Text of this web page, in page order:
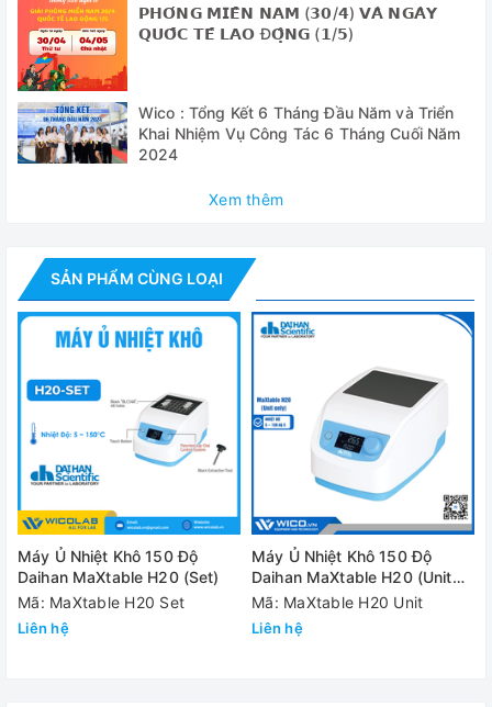
✅ Vật liệu thân máy: PPS, cách nhiệt tốt
✅ Lý tưởng cho các phản ứng enzyme, làm bất hoại huyết
thanh, các ứng dụng khác trong phòng thí nghiệm
✅ Chức năng tự động bù nhiệt kiểm soát sự khác biệt giữa
nhiệt độ thực và nhiệt độ chỉ báo (± 10.0℃)
✅ Hẹn giờ lên đến 99 giờ 59 phút (chế độ trễ và chạy liên
✅ Chức năng lưu trữ: nhiệt độ và thời gian.
✅ Cung cấp các loại Block khác nhau (tùy chọn)
Shuttle được vô hiệu hóa)
✅ Màn hình LCD lớn thuận lợi cho việc sử dụng
Thông số kỹ thuật
Model
Bộ điều khiển Bộ điều khiển
Công suất gia nhiệt
𝗣𝗛𝗢́𝗡𝗚 𝗠𝗜𝗘̂̀𝗡 𝗡𝗔𝗠 (𝟯𝟬/𝟰) 𝗩𝗔̀ 𝗡𝗚𝗔̀𝗬
𝗤𝗨𝗢̂́𝗖 𝗧𝗘̂́ 𝗟𝗔𝗢 Đ𝗢̣̂𝗡𝗚 (𝟭/𝟱)
Wico : Tổng Kết 6 Tháng Đầu Năm và Triển
Khai Nhiệm Vụ Công Tác 6 Tháng Cuối Năm
2024
Xem thêm
SẢN PHẨM CÙNG LOẠI
Máy Ủ Nhiệt Khô 150 Độ
Daihan MaXtable H20 (Set)
Mã: MaXtable H20 Set
Liên hệ
Máy Ủ Nhiệt Khô 150 Độ
Daihan MaXtable H20 (Unit
only)
Mã: MaXtable H20 Unit
Liên hệ